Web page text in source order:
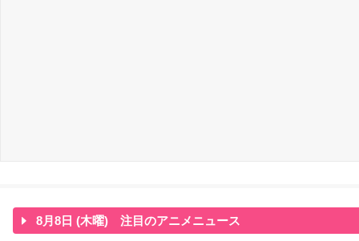
8月8日 (木曜) 注目のアニメニュース